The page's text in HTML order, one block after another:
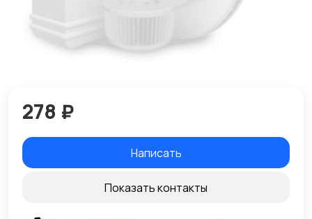
278 ₽
Написать
Показать контакты